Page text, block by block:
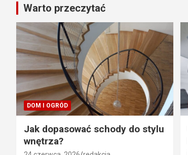
Warto przeczytać
DOM I OGRÓD
Jak dopasować schody do stylu
wnętrza?